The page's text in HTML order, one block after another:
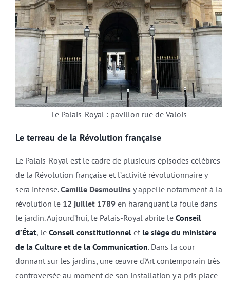
Le Palais-Royal : pavillon rue de Valois
Le terreau de la Révolution française
Le Palais-Royal est le cadre de plusieurs épisodes célèbres
de la Révolution française et l’activité révolutionnaire y
sera intense.Camille Desmoulinsy appelle notamment à la
révolution le 12 juillet 1789en haranguant la foule dans
le jardin. Aujourd’hui, le Palais-Royal abrite le Conseil
d’État, le Conseil constitutionnelet le siège du ministère
de la Culture et de la Communication. Dans la cour
donnant sur les jardins, une œuvre d’Art contemporain très
controversée au moment de son installation y a pris place